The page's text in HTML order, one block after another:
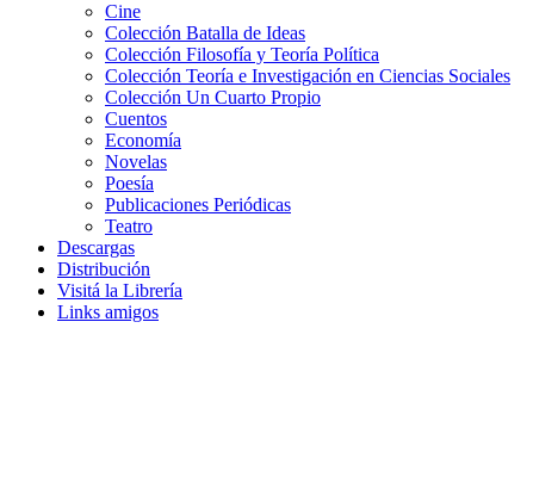
Cine
Colección Batalla de Ideas
Colección Filosofía y Teoría Política
Colección Teoría e Investigación en Ciencias Sociales
Colección Un Cuarto Propio
Cuentos
Economía
Novelas
Poesía
Publicaciones Periódicas
Teatro
Descargas
Distribución
Visitá la Librería
Links amigos